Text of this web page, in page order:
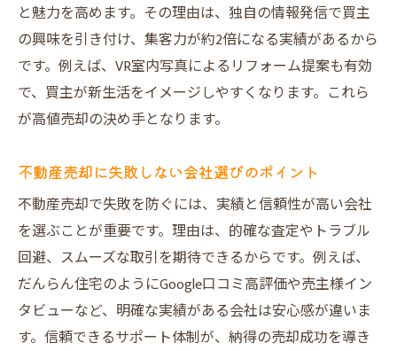
る理由
中古マンション売却時のトラブル回避策を
紹介
リフォーム提案が中古住宅の不動産売却に
有効
却
顧客ニーズを捉えた中古住宅の不動産売却
戦略
売却を検討するなら知っておきたい重要事項
不動産売却時に必須の事前準備と確認ポイ
ント
と魅力を高めます。その理由は、独自の情報発信で買主
の興味を引き付け、集客力が約2倍になる実績があるから
です。例えば、VR室内写真によるリフォーム提案も有効
で、買主が新生活をイメージしやすくなります。これら
が高値売却の決め手となります。
不動産売却に失敗しない会社選びのポイント
不動産売却で失敗を防ぐには、実績と信頼性が高い会社
を選ぶことが重要です。理由は、的確な査定やトラブル
回避、スムーズな取引を期待できるからです。例えば、
だんらん住宅のようにGoogle口コミ高評価や売主様イン
タビューなど、明確な実績がある会社は安心感が違いま
す。信頼できるサポート体制が、納得の売却成功を導き